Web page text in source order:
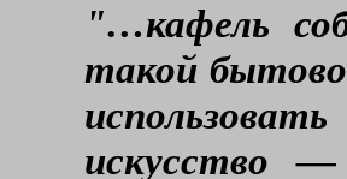
"…кафель
такой
искусство